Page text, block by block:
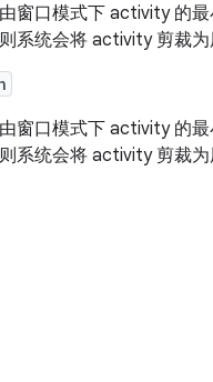
窗口模式下 activity 的
系统会将 activity 剪裁为
窗口模式下 activity 的
系统会将 activity 剪裁为